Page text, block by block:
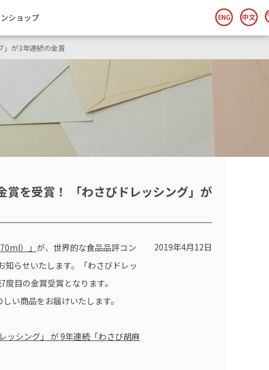
ショップ
」が3年連続の金賞
賞を受賞！ 「わさびドレッシング」が
2019年4月12日
）」 が、世界的な食品品評コン
らせいたします。「わさびドレッ
目の金賞受賞となります。
い商品をお届けいたします。
ッシング」 が 9年連続「わさび胡麻